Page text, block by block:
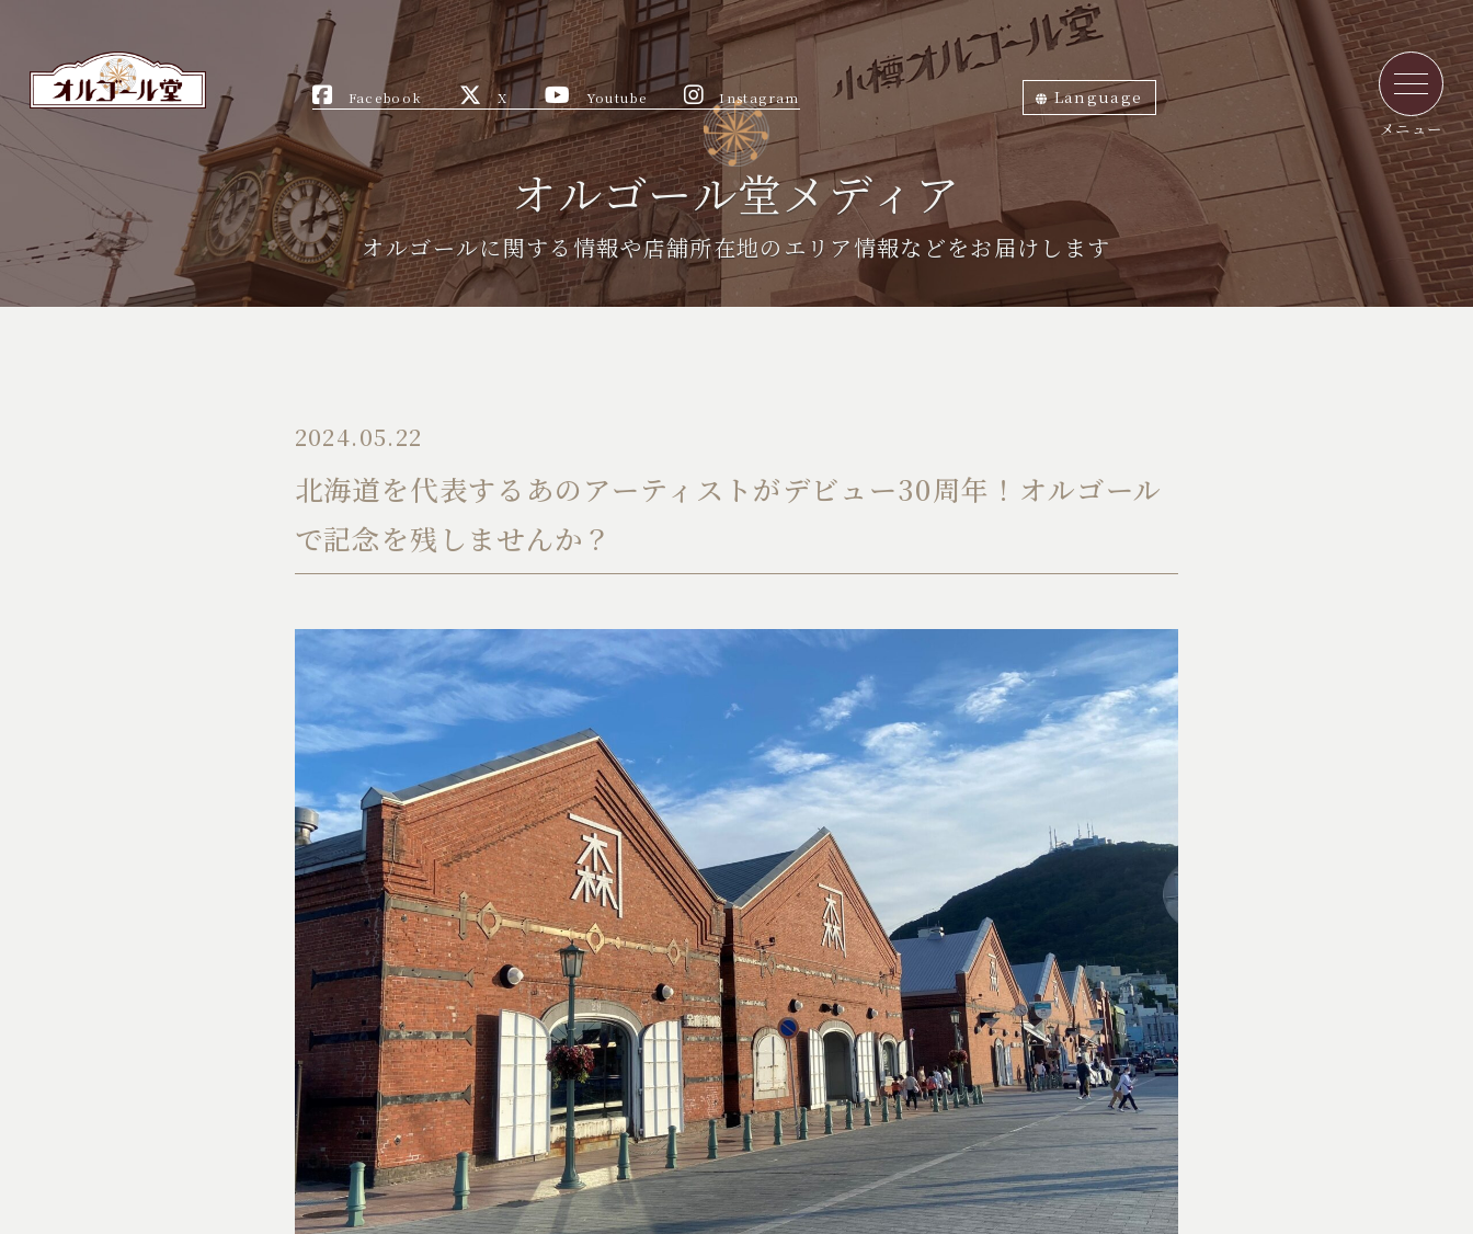
Facebook X Youtube Instagram
Language
English
한국어
中文繁体
中文簡体
ภาษาไทย
日本語 メニュー
オルゴール堂メディア
オルゴールに関する情報や店舗所在地のエリア情報などをお届けします
2024.05.22
北海道を代表するあのアーティストがデビュー30周年！オルゴール
で記念を残しませんか？